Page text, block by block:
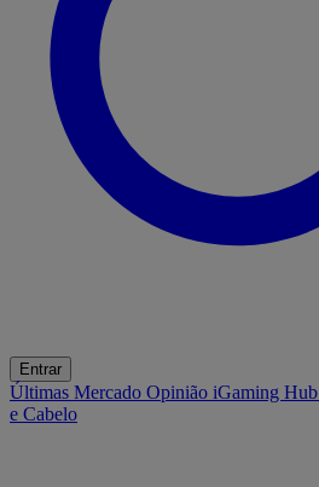
Entrar
Últimas Mercado Opinião iGaming Hub
e Cabelo